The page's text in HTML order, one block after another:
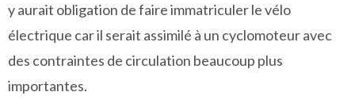
y aurait obligation de faire immatriculer le vélo
électrique car il serait assimilé à un cyclomoteur avec
des contraintes de circulation beaucoup plus
importantes.